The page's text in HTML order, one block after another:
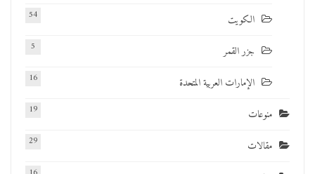
الكويت 54
جزر القمر 5
الإمارات العربية المتحدة 16
منوعات 19
مقالات 29